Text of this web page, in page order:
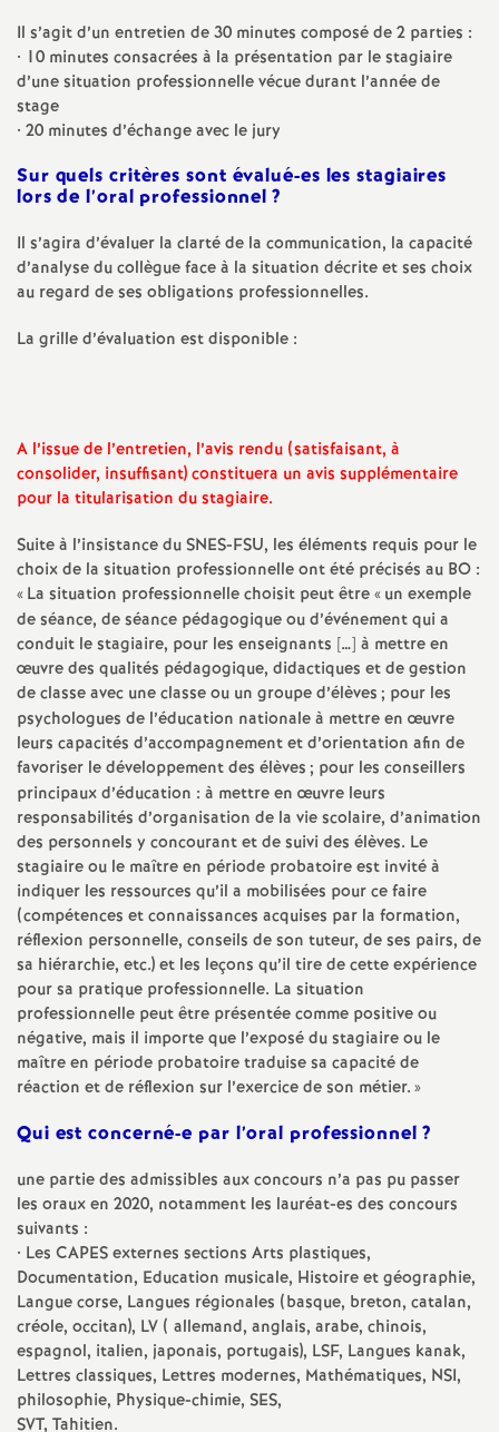
t
s
d
e
S
o
n
d
d
e
g
r
é
O
r
l
é
a
n
s
T
o
Il s’agit d’un entretien de 30 minutes composé de 2 parties :
• 10 minutes consacrées à la présentation par le stagiaire
d’une situation professionnelle vécue durant l’année de
stage
• 20 minutes d’échange avec le jury
Sur quels critères sont évalué-es les stagiaires
lors de l’oral professionnel ?
Il s’agira d’évaluer la clarté de la communication, la capacité
d’analyse du collègue face à la situation décrite et ses choix
au regard de ses obligations professionnelles.
La grille d’évaluation est disponible :
A l’issue de l’entretien, l’avis rendu (satisfaisant, à
consolider, insuffisant) constituera un avis supplémentaire
pour la titularisation du stagiaire.
Suite à l’insistance duSNES-FSU, les éléments requis pour le
choix de la situation professionnelle ont été précisés au BO :
«La situation professionnelle choisit peut être «un exemple
de séance, de séance pédagogique ou d’événement qui a
conduit le stagiaire, pour les enseignants […] à mettre en
œuvre des qualités pédagogique, didactiques et de gestion
de classe avec une classe ou un groupe d’élèves; pour les
psychologues de l’éducation nationale à mettre en œuvre
leurs capacités d’accompagnement et d’orientation afin de
favoriser le développement des élèves; pour les conseillers
principaux d’éducation : à mettre en œuvre leurs
responsabilités d’organisation de la vie scolaire, d’animation
des personnels y concourant et de suivi des élèves. Le
stagiaire ou le maître en période probatoire est invité à
indiquer les ressources qu’il a mobilisées pour ce faire
(compétences et connaissances acquises par la formation,
réflexion personnelle, conseils de son tuteur, de ses pairs, de
sa hiérarchie, etc.) et les leçons qu’il tire de cette expérience
pour sa pratique professionnelle. La situation
professionnelle peut être présentée comme positive ou
négative, mais il importe que l’exposé du stagiaire ou le
maître en période probatoire traduise sa capacité de
réaction et de réflexion sur l’exercice de son métier.»
Qui est concerné-e par l’oral professionnel ?
une partie des admissibles aux concours n’a pas pu passer
les oraux en 2020, notamment les lauréat-es des concours
suivants :
• Les CAPESexternes sections Arts plastiques,
Documentation, Education musicale, Histoire et géographie,
Langue corse, Langues régionales (basque, breton, catalan,
créole, occitan), LV ( allemand, anglais, arabe, chinois,
espagnol, italien, japonais, portugais), LSF, Langues kanak,
Lettres classiques, Lettres modernes, Mathématiques, NSI,
philosophie, Physique-chimie, SES,
SVT, Tahitien.